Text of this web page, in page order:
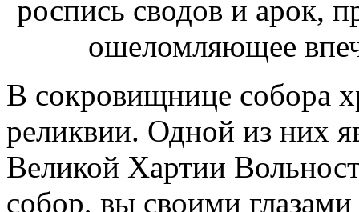
В сокровищнице собора
реликвии. Одной из них
Великой Хартии
собор, вы своими